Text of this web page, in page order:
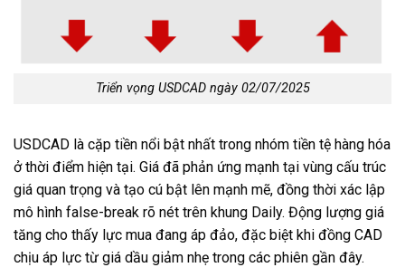
Triển vọng USDCAD ngày 02/07/2025
USDCAD là cặp tiền nổi bật nhất trong nhóm tiền tệ hàng hóa
ở thời điểm hiện tại. Giá đã phản ứng mạnh tại vùng cấu trúc
giá quan trọng và tạo cú bật lên mạnh mẽ, đồng thời xác lập
mô hình false-break rõ nét trên khung Daily. Động lượng giá
tăng cho thấy lực mua đang áp đảo, đặc biệt khi đồng CAD
chịu áp lực từ giá dầu giảm nhẹ trong các phiên gần đây.